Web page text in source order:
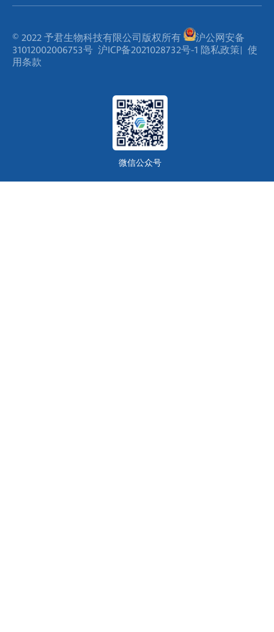
© 2022 予君生物科技有限公司版权所有
沪公网安备
31012002006753号 沪ICP备2021028732号-1 隐私政策| 使
用条款
微信公众号